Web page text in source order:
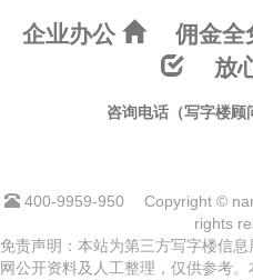
企业办公 佣金全
放
咨询电话（写字楼
400-9959-950
Copyright ©
rights
免责声明：本站为第三方写字楼信
网公开资料及人工整理，仅供参考